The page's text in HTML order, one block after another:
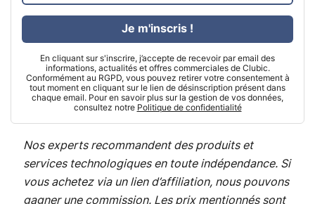
En cliquant sur s'inscrire, j’accepte de recevoir par email des
informations, actualités et offres commerciales de Clubic.
Conformément au RGPD, vous pouvez retirer votre consentement à
tout moment en cliquant sur le lien de désinscription présent dans
chaque email. Pour en savoir plus sur la gestion de vos données,
consultez notre Politique de confidentialité
Je m'inscris !
Nos experts recommandent des produits et
services technologiques en toute indépendance. Si
vous achetez via un lien d’affiliation, nous pouvons
gagner une commission. Les prix mentionnés sont